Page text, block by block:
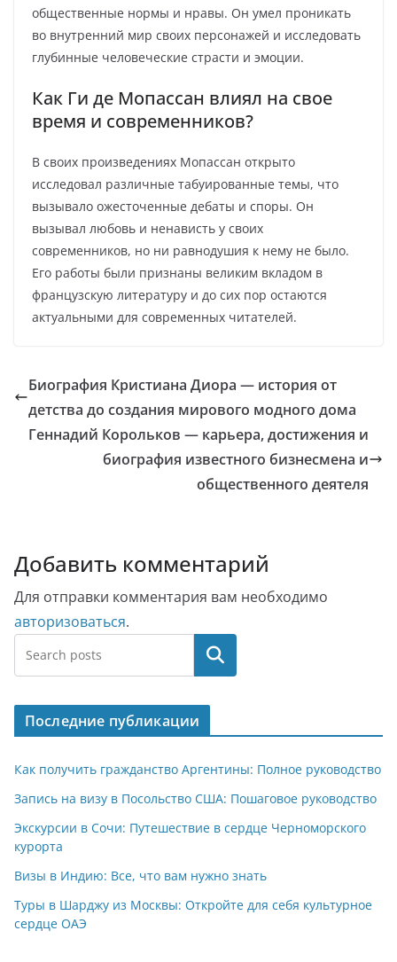
общественные нормы и нравы. Он умел проникать
во внутренний мир своих персонажей и исследовать
глубинные человеческие страсти и эмоции.
Как Ги де Мопассан влиял на свое
время и современников?
В своих произведениях Мопассан открыто
исследовал различные табуированные темы, что
вызывало ожесточенные дебаты и споры. Он
вызывал любовь и ненависть у своих
современников, но ни равнодушия к нему не было.
Его работы были признаны великим вкладом в
французскую литературу и до сих пор остаются
актуальными для современных читателей.
Биография Кристиана Диора — история от
детства до создания мирового модного дома
Геннадий Корольков — карьера, достижения и
биография известного бизнесмена и
общественного деятеля
Добавить комментарий
Для отправки комментария вам необходимо
авторизоваться.
Поиск
Последние публикации
Как получить гражданство Аргентины: Полное руководство
Запись на визу в Посольство США: Пошаговое руководство
Экскурсии в Сочи: Путешествие в сердце Черноморского
курорта
Визы в Индию: Все, что вам нужно знать
Туры в Шарджу из Москвы: Откройте для себя культурное
сердце ОАЭ